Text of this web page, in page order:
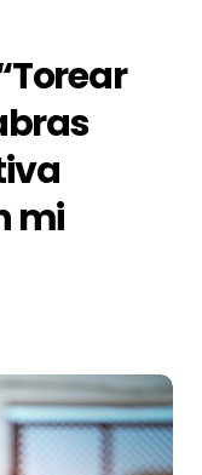
mi